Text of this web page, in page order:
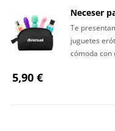
Neceser
Te
juguetes
cómoda con
5,90 €